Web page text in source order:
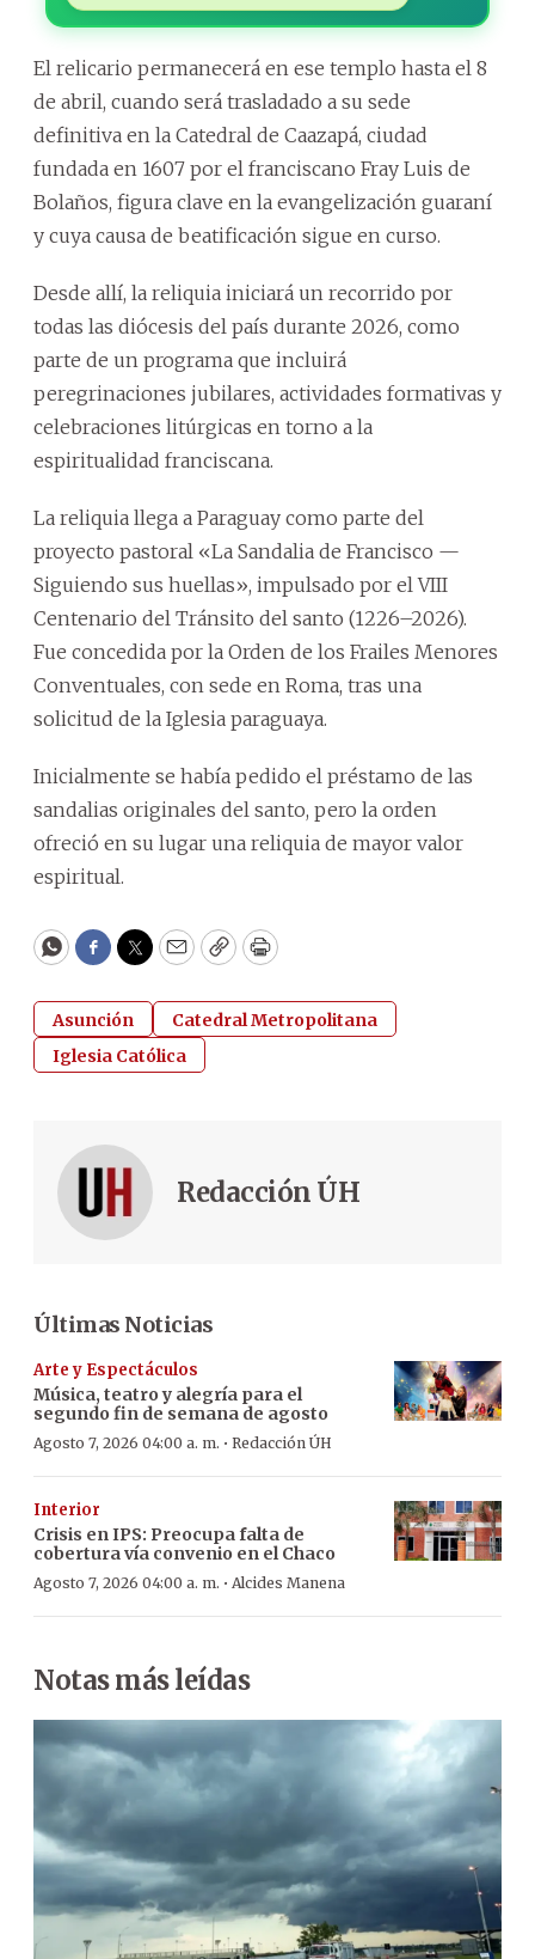
El relicario permanecerá en ese templo hasta el 8
de abril, cuando será trasladado a su sede
definitiva en la Catedral de Caazapá, ciudad
fundada en 1607 por el franciscano Fray Luis de
Bolaños, figura clave en la evangelización guaraní
y cuya causa de beatificación sigue en curso.
Desde allí, la reliquia iniciará un recorrido por
todas las diócesis del país durante 2026, como
parte de un programa que incluirá
peregrinaciones jubilares, actividades formativas y
celebraciones litúrgicas en torno a la
espiritualidad franciscana.
La reliquia llega a Paraguay como parte del
proyecto pastoral «La Sandalia de Francisco —
Siguiendo sus huellas», impulsado por el VIII
Centenario del Tránsito del santo (1226–2026).
Fue concedida por la Orden de los Frailes Menores
Conventuales, con sede en Roma, tras una
solicitud de la Iglesia paraguaya.
Inicialmente se había pedido el préstamo de las
sandalias originales del santo, pero la orden
ofreció en su lugar una reliquia de mayor valor
espiritual.
WhatsApp
Facebook
Twitter
EmailCopyPrint
Asunción
Catedral Metropolitana
Iglesia Católica
Redacción ÚH
Últimas Noticias
Arte y Espectáculos
Música, teatro y alegría para el
segundo fin de semana de agosto
Agosto 7, 2026 04:00 a. m. · Redacción ÚH
Interior
Crisis en IPS: Preocupa falta de
cobertura vía convenio en el Chaco
Agosto 7, 2026 04:00 a. m. · Alcides Manena
Notas más leídas